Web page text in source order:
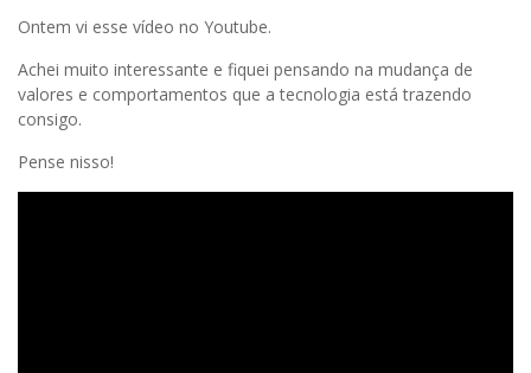
Ontem vi esse vídeo no Youtube.
Achei muito interessante e fiquei pensando na mudança de
valores e comportamentos que a tecnologia está trazendo
consigo.
Pense nisso!